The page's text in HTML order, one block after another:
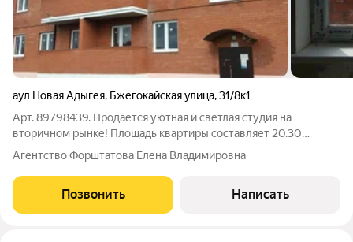
аул Новая Адыгея, Бжегокайская улица,31/8к1
Арт. 89798439. Продаётся уютная и светлая студия на
вторичном рынке! Площадь квартиры составляет 20.30
квадратных метров. Квартира расположена на 3 этаже 5-
этажного дома. Сейчас квартира находится в чистовой
отделке, что позволит новому владельцу
Агентство Форштатова Елена Владимировна
Позвонить Написать